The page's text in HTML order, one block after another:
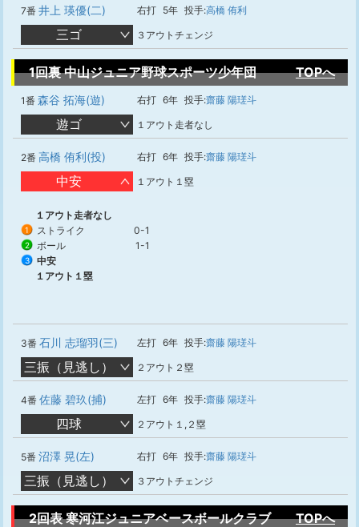
7番 井上 瑛優(二) 右打 5年 投手:高橋 侑利
三ゴ ３アウトチェンジ
1回裏 中山ジュニア野球スポーツ少年団 TOPへ
1番 森谷 拓海(遊) 右打 6年 投手:齋藤 陽瑳斗
遊ゴ １アウト走者なし
2番 高橋 侑利(投) 右打 6年 投手:齋藤 陽瑳斗
中安 １アウト１塁
１アウト走者なし
1 ストライク 0-1
2 ボール 1-1
3
中安
１アウト１塁
3番 石川 志瑠羽(三) 左打 6年 投手:齋藤 陽瑳斗
三振（見逃し） ２アウト２塁
4番 佐藤 碧玖(捕) 左打 6年 投手:齋藤 陽瑳斗
四球 ２アウト１,２塁
5番 沼澤 晃(左) 右打 6年 投手:齋藤 陽瑳斗
三振（見逃し） ３アウトチェンジ
2回表 寒河江ジュニアベースボールクラブ TOPへ